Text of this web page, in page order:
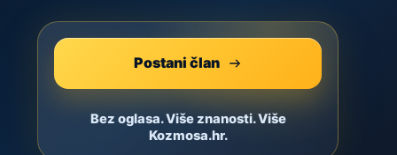
Postani član
Bez oglasa. Više znanosti. Više
Kozmosa.hr.